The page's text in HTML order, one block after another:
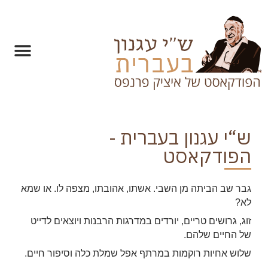
ש“י עגנון בעברית -
הפודקאסט
גבר שב הביתה מן השבי. אשתו, אהובתו, מצפה לו. או שמא
לא?
זוג, גרושים טריים, יורדים במדרגות הרבנות ויוצאים לדייט
של החיים שלהם.
שלוש אחיות רוקמות במרתף אפל שמלת כלה וסיפור חיים.